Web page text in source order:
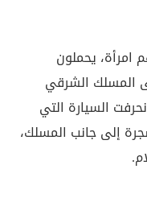
من بينهم امرأة، يحملون
المسلك الشرقي
السيارة التي
إلى جانب المسلك،